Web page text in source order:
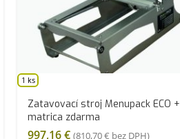
1 ks
Zatavovací stroj Menupack ECO +
matrica zdarma
997,16€ (810,70€ bez DPH)